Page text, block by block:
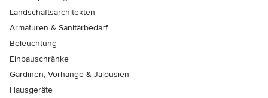
Landschaftsarchitekten
Armaturen & Sanitärbedarf
Beleuchtung
Einbauschränke
Gardinen, Vorhänge & Jalousien
Hausgeräte